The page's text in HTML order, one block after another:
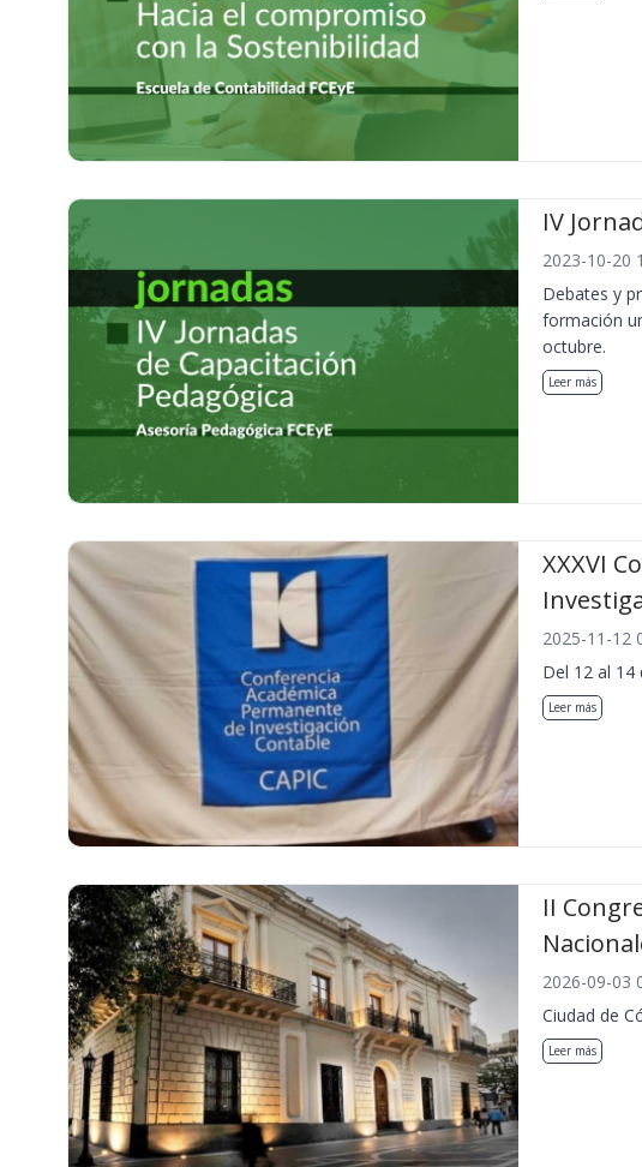
IV
2023-10-20
Debates y
formación
octubre.
Leer más
XXXVI
2025-11-12
Del 12 al 14
Leer más
II
2026-09-03
Ciudad de
Leer más